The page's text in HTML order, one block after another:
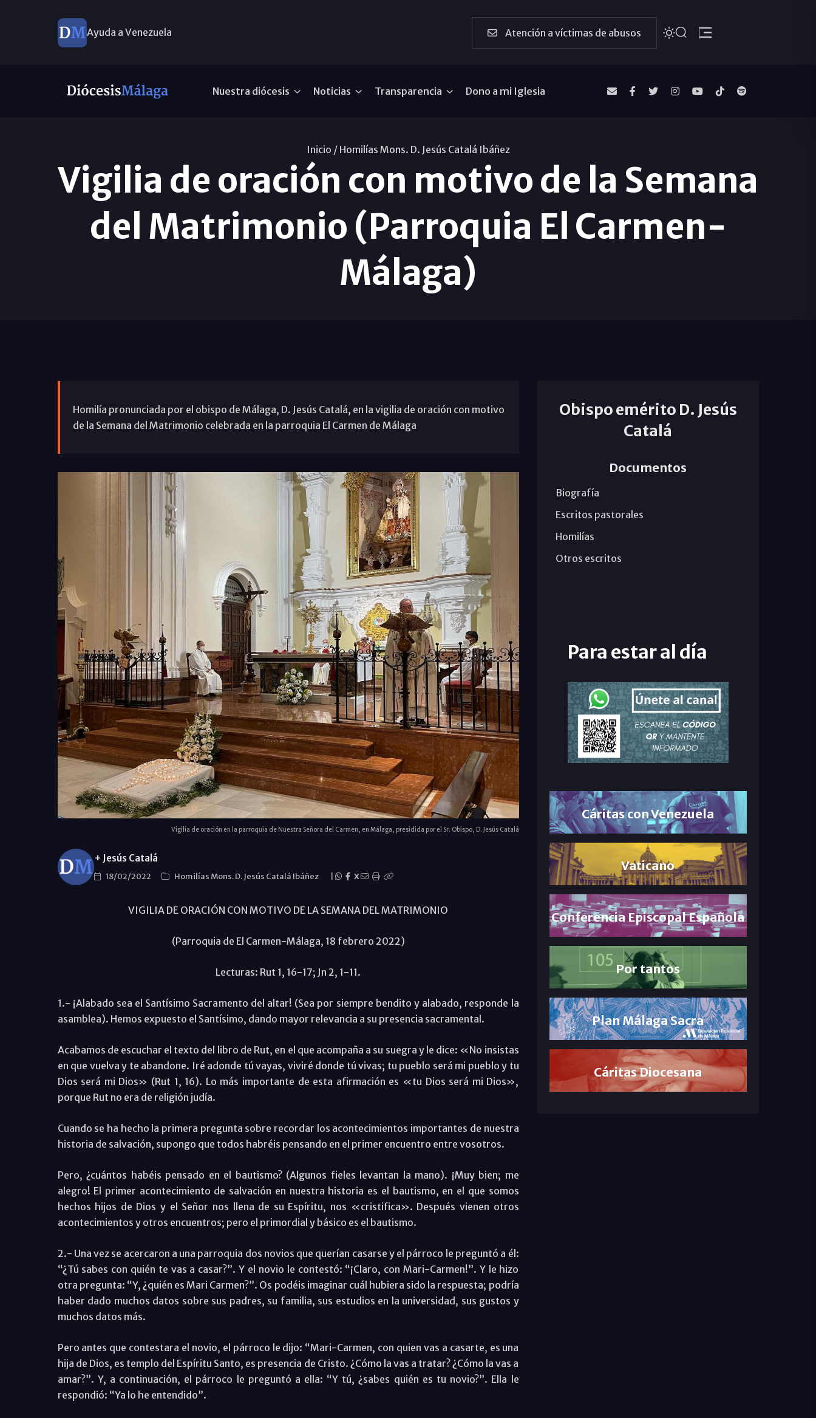
Ayuda a Venezuela Atención a víctimas de abusos
Nuestra diócesis Noticias Transparencia Dono a mi Iglesia
Inicio / Homilías Mons. D. Jesús Catalá Ibáñez
Vigilia de oración con motivo de la Semana
del Matrimonio (Parroquia El Carmen-
Málaga)
Homilía pronunciada por el obispo de Málaga, D. Jesús Catalá, en la vigilia de oración con motivo
de la Semana del Matrimonio celebrada en la parroquia El Carmen de Málaga
Vigilia de oración en la parroquia de Nuestra Señora del Carmen, en Málaga, presidida por el Sr. Obispo, D. Jesús Catalá
+ Jesús Catalá
18/02/2022 Homilías Mons. D. Jesús Catalá Ibáñez X
VIGILIA DE ORACIÓN CON MOTIVO DE LA SEMANA DEL MATRIMONIO
(Parroquia de El Carmen-Málaga, 18 febrero 2022)
Lecturas: Rut 1, 16-17; Jn 2, 1-11.
1.- ¡Alabado sea el Santísimo Sacramento del altar! (Sea por siempre bendito y alabado, responde la
asamblea). Hemos expuesto el Santísimo, dando mayor relevancia a su presencia sacramental.
Acabamos de escuchar el texto del libro de Rut, en el que acompaña a su suegra y le dice: «No insistas
en que vuelva y te abandone. Iré adonde tú vayas, viviré donde tú vivas; tu pueblo será mi pueblo y tu
Dios será mi Dios» (Rut 1, 16). Lo más importante de esta afirmación es «tu Dios será mi Dios»,
porque Rut no era de religión judía.
Cuando se ha hecho la primera pregunta sobre recordar los acontecimientos importantes de nuestra
historia de salvación, supongo que todos habréis pensando en el primer encuentro entre vosotros.
Pero, ¿cuántos habéis pensado en el bautismo? (Algunos fieles levantan la mano). ¡Muy bien; me
alegro! El primer acontecimiento de salvación en nuestra historia es el bautismo, en el que somos
hechos hijos de Dios y el Señor nos llena de su Espíritu, nos «cristifica». Después vienen otros
acontecimientos y otros encuentros; pero el primordial y básico es el bautismo.
2.- Una vez se acercaron a una parroquia dos novios que querían casarse y el párroco le preguntó a él:
“¿Tú sabes con quién te vas a casar?”. Y el novio le contestó: “¡Claro, con Mari-Carmen!”. Y le hizo
otra pregunta: “Y, ¿quién es Mari Carmen?”. Os podéis imaginar cuál hubiera sido la respuesta; podría
haber dado muchos datos sobre sus padres, su familia, sus estudios en la universidad, sus gustos y
muchos datos más.
Pero antes que contestara el novio, el párroco le dijo: “Mari-Carmen, con quien vas a casarte, es una
hija de Dios, es templo del Espíritu Santo, es presencia de Cristo. ¿Cómo la vas a tratar? ¿Cómo la vas a
amar?”. Y, a continuación, el párroco le preguntó a ella: “Y tú, ¿sabes quién es tu novio?”. Ella le
respondió: “Ya lo he entendido”.
Obispo emérito D. Jesús
Catalá
Documentos
Biografía
Escritos pastorales
Homilías
Otros escritos
Para estar al día
Cáritas con Venezuela
Vaticano
Conferencia Episcopal Española
Por tantos
Plan Málaga Sacra
Cáritas Diocesana